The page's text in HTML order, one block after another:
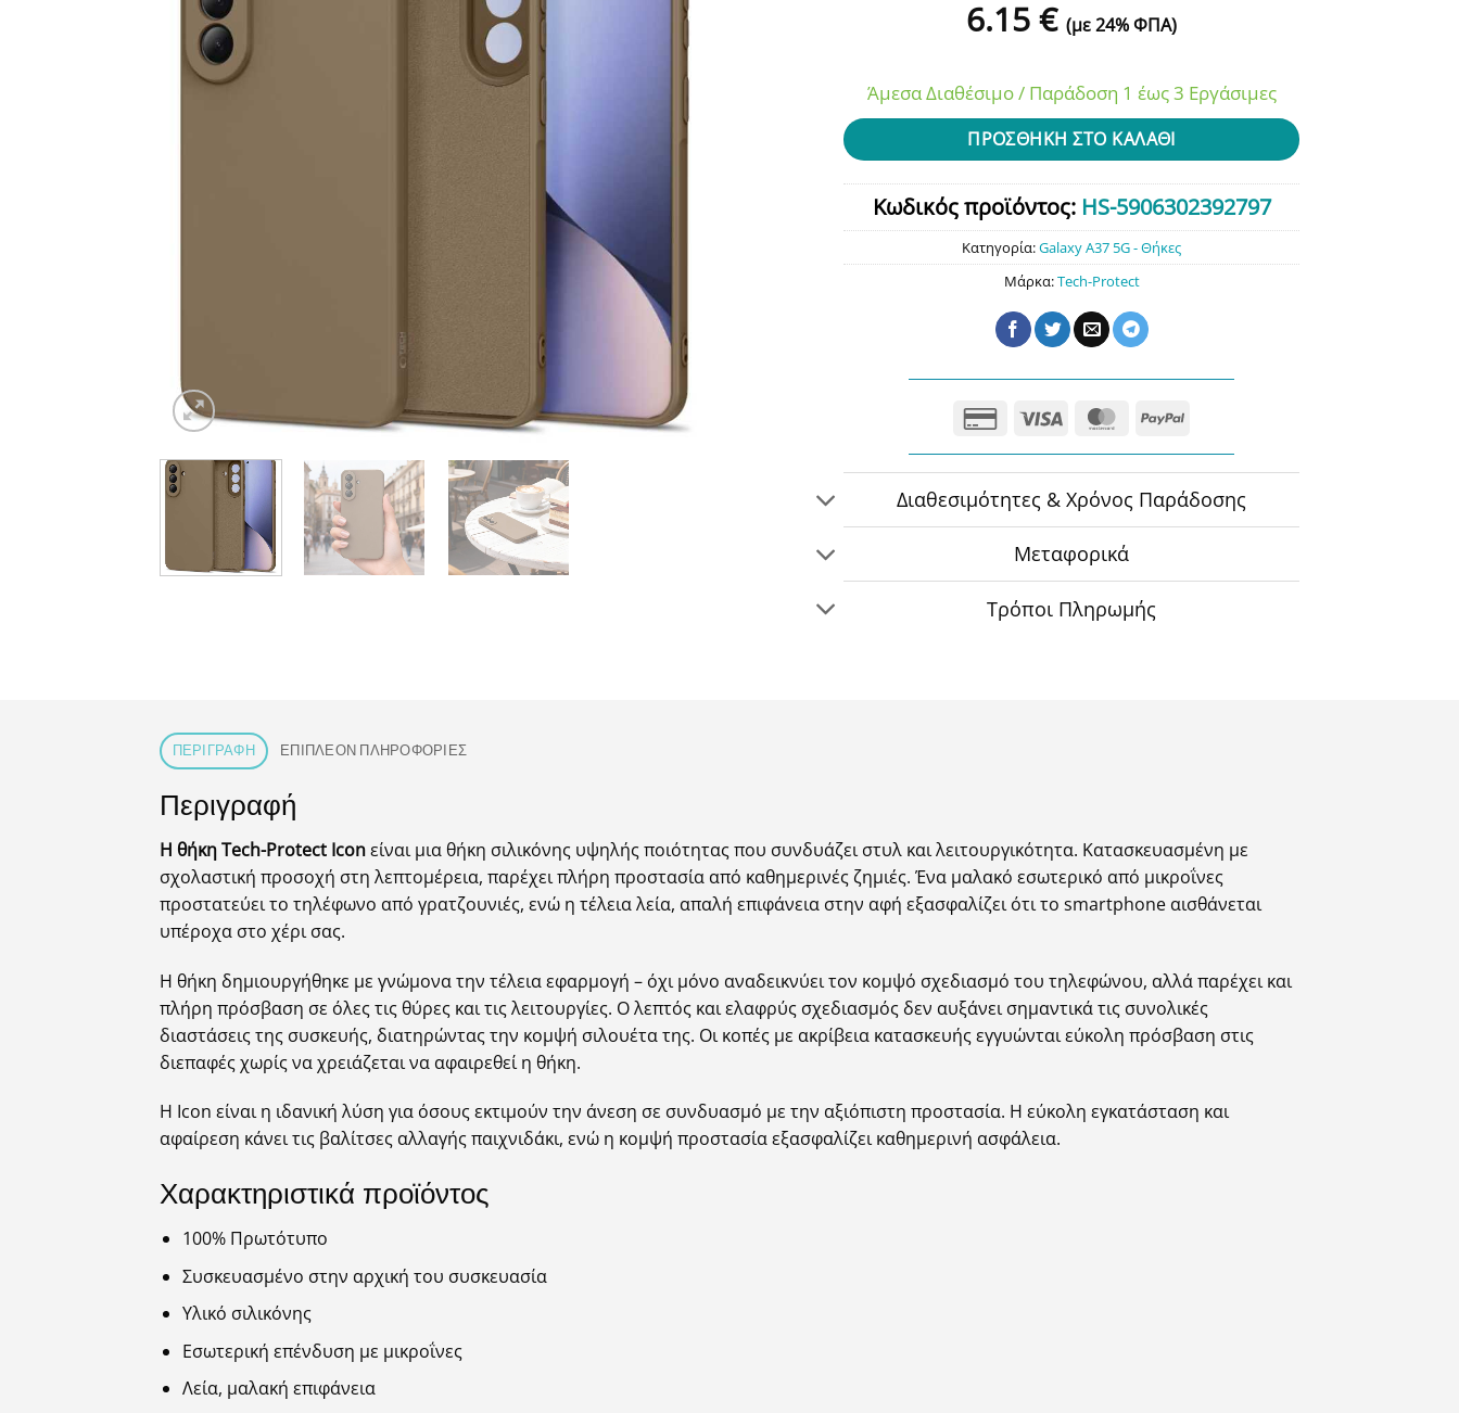
6.15€ (με 24% ΦΠΑ)
Άμεσα Διαθέσιμο / Παράδοση 1 έως 3 Εργάσιμες
ΠΡΟΣΘΉΚΗ ΣΤΟ ΚΑΛΆΘΙ
Κωδικός προϊόντος: HS-5906302392797
Κατηγορία:Galaxy A37 5G - Θήκες
Μάρκα:Tech-Protect
Credit
2
Visa MasterCard
PayPal
Διαθεσιμότητες & Χρόνος Παράδοσης
Μεταφορικά
Τρόποι Πληρωμής
ΠΕΡΙΓΡΑΦΉ ΕΠΙΠΛΈΟΝ ΠΛΗΡΟΦΟΡΊΕΣ
Περιγραφή
Η θήκη Tech-Protect Iconείναι μια θήκη σιλικόνης υψηλής ποιότητας που συνδυάζει στυλ και λειτουργικότητα. Κατασκευασμένη με
σχολαστική προσοχή στη λεπτομέρεια, παρέχει πλήρη προστασία από καθημερινές ζημιές. Ένα μαλακό εσωτερικό από μικροΐνες
προστατεύει το τηλέφωνο από γρατζουνιές, ενώ η τέλεια λεία, απαλή επιφάνεια στην αφή εξασφαλίζει ότι το smartphone αισθάνεται
υπέροχα στο χέρι σας.
Η θήκη δημιουργήθηκε με γνώμονα την τέλεια εφαρμογή – όχι μόνο αναδεικνύει τον κομψό σχεδιασμό του τηλεφώνου, αλλά παρέχει και
πλήρη πρόσβαση σε όλες τις θύρες και τις λειτουργίες. Ο λεπτός και ελαφρύς σχεδιασμός δεν αυξάνει σημαντικά τις συνολικές
διαστάσεις της συσκευής, διατηρώντας την κομψή σιλουέτα της. Οι κοπές με ακρίβεια κατασκευής εγγυώνται εύκολη πρόσβαση στις
διεπαφές χωρίς να χρειάζεται να αφαιρεθεί η θήκη.
Η Icon είναι η ιδανική λύση για όσους εκτιμούν την άνεση σε συνδυασμό με την αξιόπιστη προστασία. Η εύκολη εγκατάσταση και
αφαίρεση κάνει τις βαλίτσες αλλαγής παιχνιδάκι, ενώ η κομψή προστασία εξασφαλίζει καθημερινή ασφάλεια.
Χαρακτηριστικά προϊόντος
100% Πρωτότυπο
Συσκευασμένο στην αρχική του συσκευασία
Υλικό σιλικόνης
Εσωτερική επένδυση με μικροΐνες
Λεία, μαλακή επιφάνεια